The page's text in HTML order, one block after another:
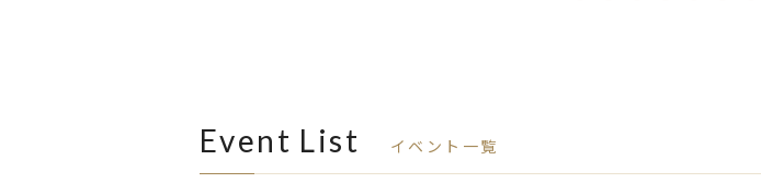
Event List イベント一覧